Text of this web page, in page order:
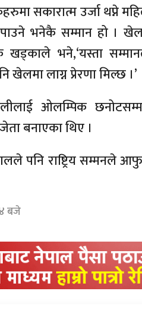
सकारात्म उर्जा थप्ने
भनेकै सम्मान हो ।
भने,‘यस्ता
खेलमा लाग्न प्रेरणा मिल्छ ।’
ओलम्पिक
बनाएका थिए ।
पनि राष्ट्रिय सम्मनले
बजे